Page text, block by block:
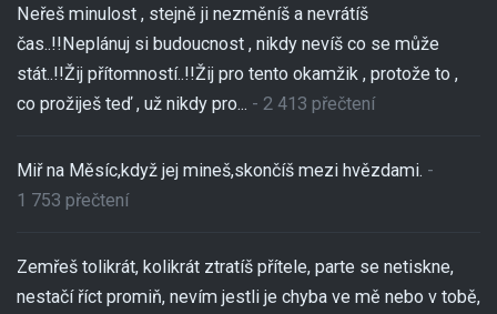
Neřeš minulost , stejně ji nezměníš a nevrátíš
čas..!!Neplánuj si budoucnost , nikdy nevíš co se může
stát..!!Žij přítomností..!!Žij pro tento okamžik , protože to ,
co prožiješ teď , už nikdy pro... - 2 413 přečtení
Miř na Měsíc,když jej mineš,skončíš mezi hvězdami. -
1 753 přečtení
Zemřeš tolikrát, kolikrát ztratíš přítele, parte se netiskne,
nestačí říct promiň, nevím jestli je chyba ve mě nebo v tobě,